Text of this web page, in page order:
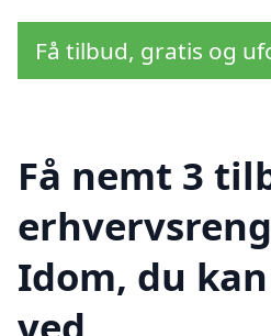
Få tilbud, gratis og
Få nemt 3
Idom, du